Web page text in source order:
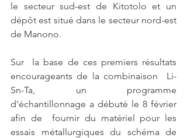
le secteur sud-est de Kitotolo et un
dépôt est situé dans le secteur nord-est
de Manono.
Sur  la base de ces premiers résultats
encourageants de la combinaison  Li-
Sn-Ta, un programme
d'échantillonnage a débuté le 8 février
afin de  fournir du matériel pour les
essais métallurgiques du schéma de